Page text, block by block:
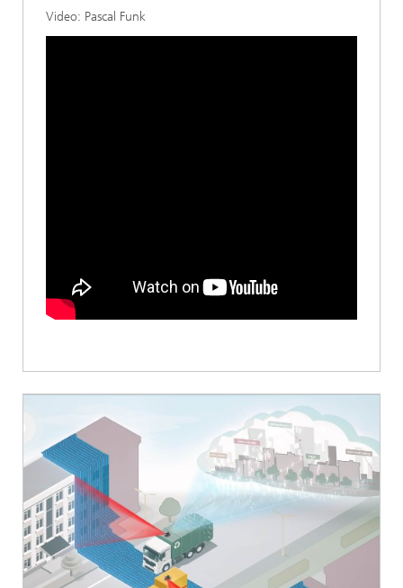
Video: Pascal Funk